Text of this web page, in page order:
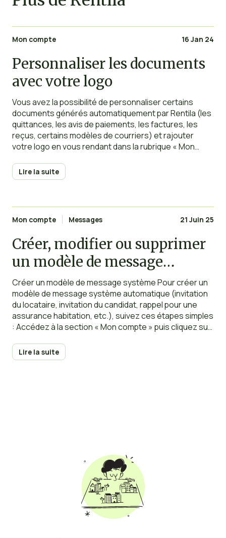
Mon compte 16 Jan 24
Personnaliser les documents
avec votre logo
Vous avez la possibilité de personnaliser certains
documents générés automatiquement par Rentila (les
quittances, les avis de paiements, les factures, les
reçus, certains modèles de courriers) et rajouter
votre logo en vous rendant dans la rubrique « Mon
section « Multi-propriétaires », chacun peut également
avoir son propre logo. Pour modifier
Lire la suite
Mon compte Messages 21 Juin 25
Créer, modifier ou supprimer
un modèle de message
système
Créer un modèle de message système Pour créer un
modèle de message système automatique (invitation
du locataire, invitation du candidat, rappel pour une
assurance habitation, etc.), suivez ces étapes simples
: Accédez à la section « Mon compte » puis cliquez sur
« Nouveau modèle ». Lorsque vous créez un modèle
personnalisé,
Lire la suite